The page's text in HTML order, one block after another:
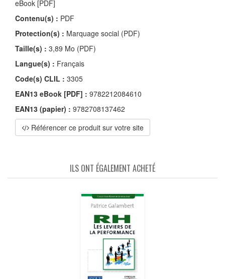
eBook [PDF]
Contenu(s) : PDF
Protection(s) : Marquage social (PDF)
Taille(s) : 3,89 Mo (PDF)
Langue(s) : Français
Code(s) CLIL : 3305
EAN13 eBook [PDF] : 9782212084610
EAN13 (papier) : 9782708137462
Référencer ce produit sur votre site
ILS ONT ÉGALEMENT ACHETÉ